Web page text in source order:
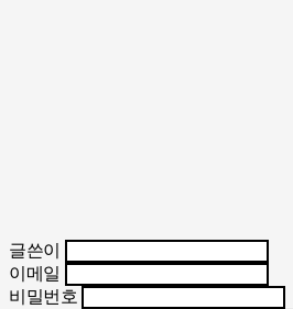
글쓴이
이메일
비밀번호